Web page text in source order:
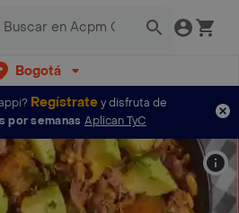
Bogotá
Regístratey disfruta de
por semanas Aplican TyC